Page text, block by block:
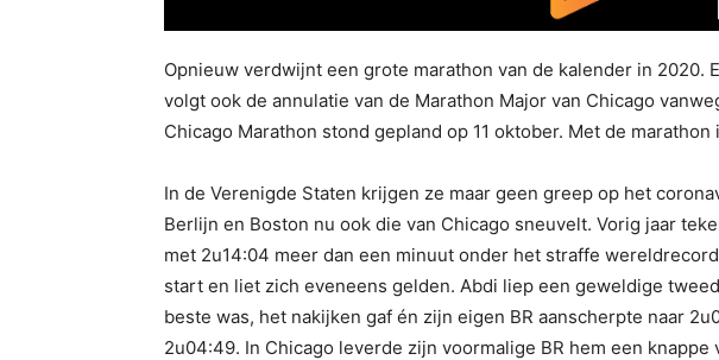
Opnieuw verdwijnt een grote marathon van de kalender in 2020.
volgt ook de annulatie van de Marathon Major van Chicago
Chicago Marathon stond gepland op 11 oktober. Met de
In de Verenigde Staten krijgen ze maar geen greep op het
Berlijn en Boston nu ook die van Chicago sneuvelt. Vorig jaar
met 2u14:04 meer dan een minuut onder het straffe
start en liet zich eveneens gelden. Abdi liep een geweldige
beste was, het nakijken gaf én zijn eigen BR aanscherpte naar
2u04:49. In Chicago leverde zijn voormalige BR hem een